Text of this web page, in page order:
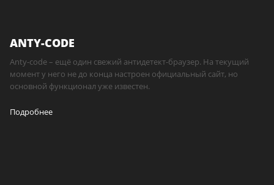
ANTY-CODE
Anty-code – ещё один свежий антидетект-браузер. На текущий
момент у него не до конца настроен официальный сайт, но
основной функционал уже известен.
Подробнее